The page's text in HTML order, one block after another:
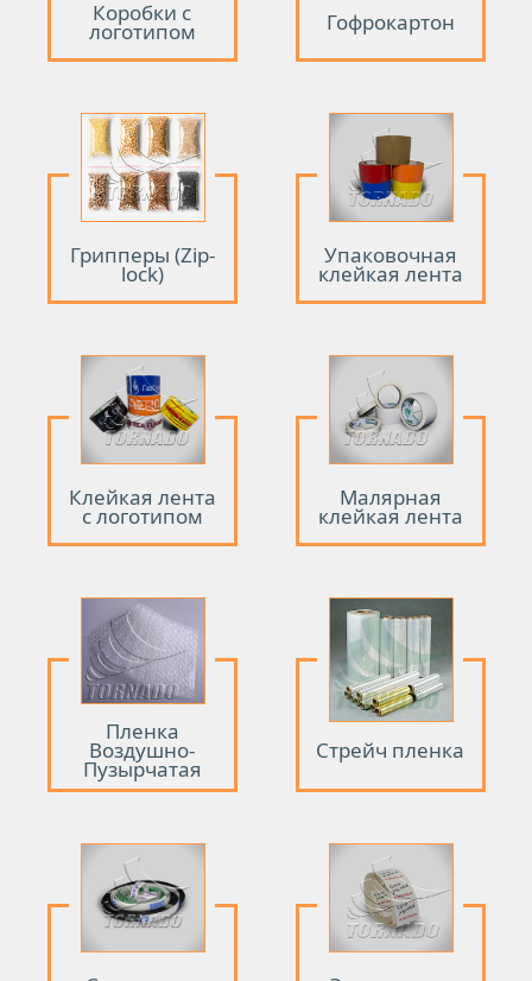
Коробки с
логотипом Гофрокартон
Грипперы (Zip-
lock)
Упаковочная
клейкая лента
Клейкая лента
с логотипом
Малярная
клейкая лента
Пленка
Воздушно-
Пузырчатая
Стрейч пленка